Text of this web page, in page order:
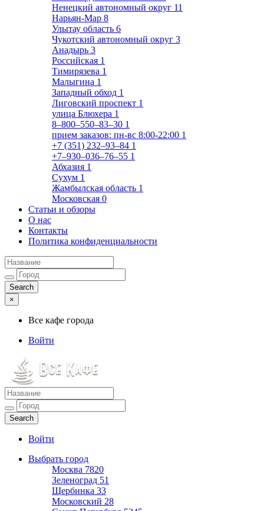
Ненецкий автономный округ 11
Нарьян-Мар 8
Улытау область 6
Чукотский автономный округ 3
Анадырь 3
Российская 1
Тимирязева 1
Малыгина 1
Западный обход 1
Лиговский проспект 1
улица Блюхера 1
8‒800‒550‒83‒30 1
прием заказов: пн-вс 8:00-22:00 1
+7 (351) 232‒93‒84 1
+7‒930‒036‒76‒55 1
Абхазия 1
Сухум 1
Жамбылская область 1
Московская 0
Статьи и обзоры
О нас
Контакты
Политика конфиденциальности
×
Все кафе города
Войти
Все кафе города
Каталог хороших кафе
Войти
Выбрать город
Москва 7820
Зеленоград 51
Щербинка 33
Московский 28